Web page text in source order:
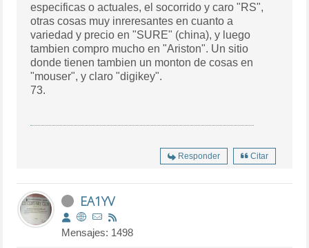
especificas o actuales, el socorrido y caro "RS",
otras cosas muy inreresantes en cuanto a
variedad y precio en "SURE" (china), y luego
tambien compro mucho en "Ariston". Un sitio
donde tienen tambien un monton de cosas en
"mouser", y claro "digikey".
73.
Responder Citar
EA1YV
Mensajes: 1498